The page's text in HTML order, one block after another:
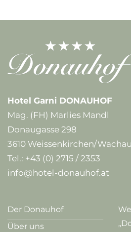
Hotel Garni DONAUHOF
Mag. (FH) Marlies Mandl
Donaugasse 298
3610 Weissenkirchen/Wachau
Tel.: +43 (0) 2715 / 2353
info@hotel-donauhof.at
Der Donauhof
Über uns